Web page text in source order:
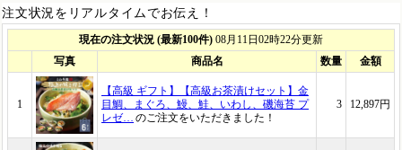
注文状況をリアルタイムでお伝え！